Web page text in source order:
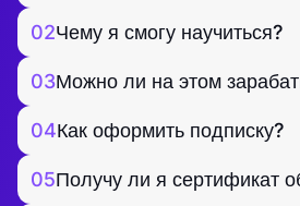
02Чему я смогу научиться?
03Можно ли на этом
04Как оформить подписку?
05Получу ли я сертификат